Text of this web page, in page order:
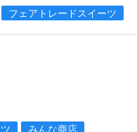
フェアトレードスイーツ
みんな商店